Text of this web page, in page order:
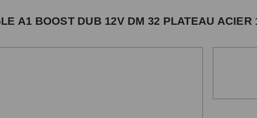
A1 BOOST DUB 12V DM 32 PLATEAU ACIER